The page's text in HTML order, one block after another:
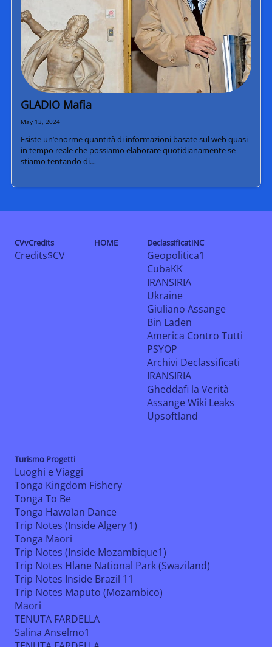
GLADIO Mafia
May 13, 2024
Esiste un’enorme quantità di informazioni basate sul web quasi
in tempo reale che possiamo elaborare quotidianamente se
stiamo tentando di…
CVvCredits
Credits$CV
HOME DeclassificatiNC
Geopolitica1
CubaKK
IRANSIRIA
Ukraine
Giuliano Assange
Bin Laden
America Contro Tutti
PSYOP
Archivi Declassificati
IRANSIRIA
Gheddafi la Verità
Assange Wiki Leaks
Upsoftland
Turismo Progetti
Luoghi e Viaggi
Tonga Kingdom Fishery
Tonga To Be
Tonga Hawaìan Dance
Trip Notes (Inside Algery 1)
Tonga Maori
Trip Notes (Inside Mozambique1)
Trip Notes Hlane National Park (Swaziland)
Trip Notes Inside Brazil 11
Trip Notes Maputo (Mozambico)
Maori
TENUTA FARDELLA
Salina Anselmo1